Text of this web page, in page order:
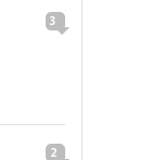
3
2